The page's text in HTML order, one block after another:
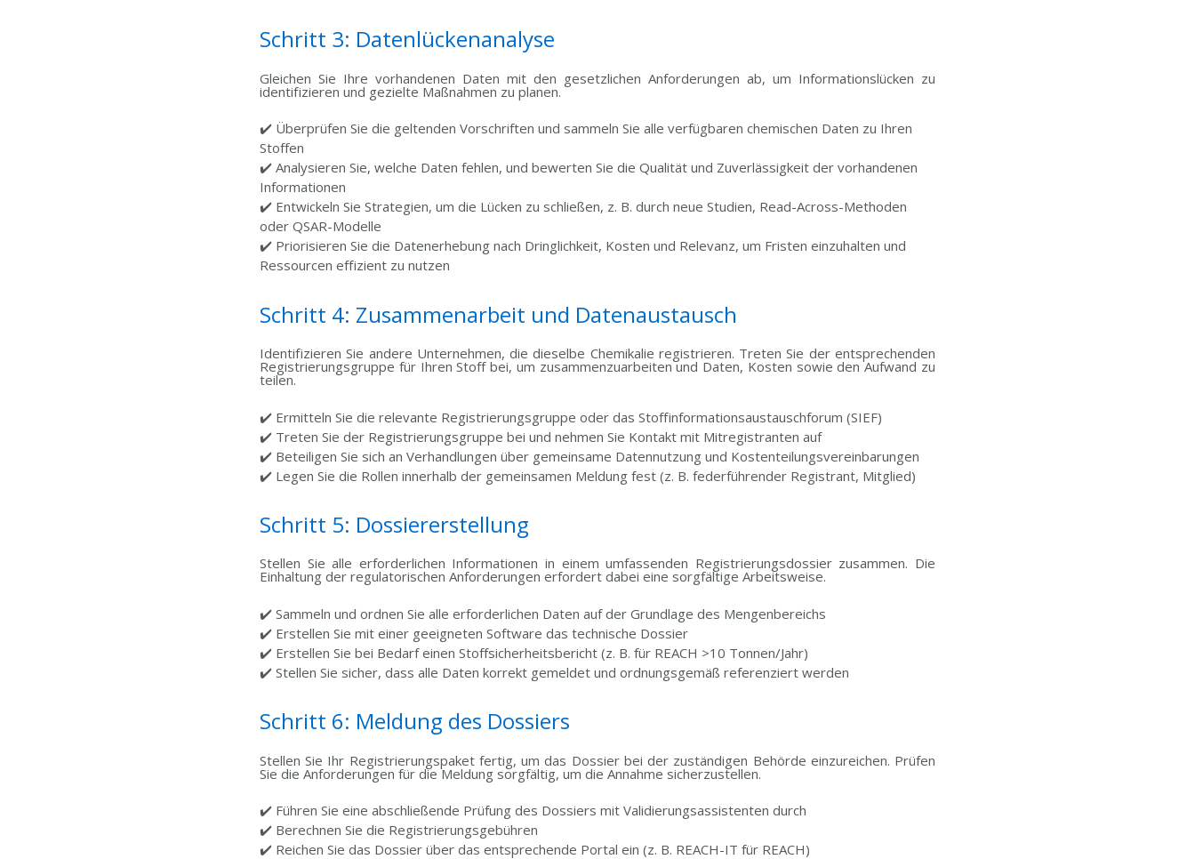
Schritt 3: Datenlückenanalyse
Gleichen Sie Ihre vorhandenen Daten mit den gesetzlichen Anforderungen ab, um Informationslücken zu
identifizieren und gezielte Maßnahmen zu planen.
✔️ Überprüfen Sie die geltenden Vorschriften und sammeln Sie alle verfügbaren chemischen Daten zu Ihren
Stoffen
✔️ Analysieren Sie, welche Daten fehlen, und bewerten Sie die Qualität und Zuverlässigkeit der vorhandenen
Informationen
✔️ Entwickeln Sie Strategien, um die Lücken zu schließen, z. B. durch neue Studien, Read-Across-Methoden
oder QSAR-Modelle
✔️ Priorisieren Sie die Datenerhebung nach Dringlichkeit, Kosten und Relevanz, um Fristen einzuhalten und
Ressourcen effizient zu nutzen
Schritt 4: Zusammenarbeit und Datenaustausch
Identifizieren Sie andere Unternehmen, die dieselbe Chemikalie registrieren. Treten Sie der entsprechenden
Registrierungsgruppe für Ihren Stoff bei, um zusammenzuarbeiten und Daten, Kosten sowie den Aufwand zu
teilen.
✔️ Ermitteln Sie die relevante Registrierungsgruppe oder das Stoffinformationsaustauschforum (SIEF)
✔️ Treten Sie der Registrierungsgruppe bei und nehmen Sie Kontakt mit Mitregistranten auf
✔️ Beteiligen Sie sich an Verhandlungen über gemeinsame Datennutzung und Kostenteilungsvereinbarungen
✔️ Legen Sie die Rollen innerhalb der gemeinsamen Meldung fest (z. B. federführender Registrant, Mitglied)
Schritt 5: Dossiererstellung
Stellen Sie alle erforderlichen Informationen in einem umfassenden Registrierungsdossier zusammen. Die
Einhaltung der regulatorischen Anforderungen erfordert dabei eine sorgfältige Arbeitsweise.
✔️ Sammeln und ordnen Sie alle erforderlichen Daten auf der Grundlage des Mengenbereichs
✔️ Erstellen Sie mit einer geeigneten Software das technische Dossier
✔️ Erstellen Sie bei Bedarf einen Stoffsicherheitsbericht (z. B. für REACH >10 Tonnen/Jahr)
✔️ Stellen Sie sicher, dass alle Daten korrekt gemeldet und ordnungsgemäß referenziert werden
Schritt 6: Meldung des Dossiers
Stellen Sie Ihr Registrierungspaket fertig, um das Dossier bei der zuständigen Behörde einzureichen. Prüfen
Sie die Anforderungen für die Meldung sorgfältig, um die Annahme sicherzustellen.
✔️ Führen Sie eine abschließende Prüfung des Dossiers mit Validierungsassistenten durch
✔️ Berechnen Sie die Registrierungsgebühren
✔️ Reichen Sie das Dossier über das entsprechende Portal ein (z. B. REACH-IT für REACH)